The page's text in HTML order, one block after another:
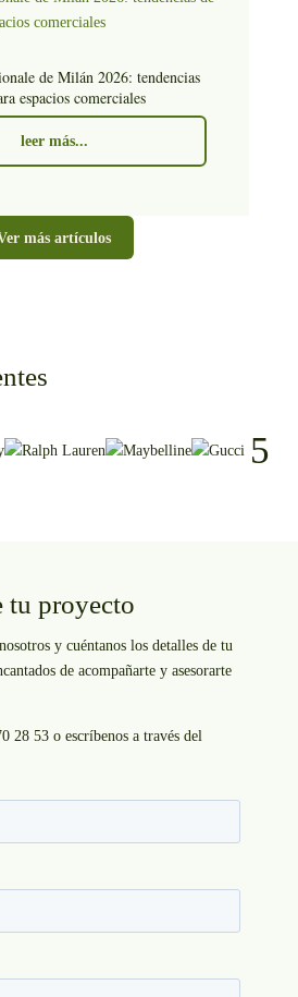
de Milán 2026: tendencias
espacios comerciales
leer más...
más artículos
tu proyecto
y cuéntanos los detalles de tu
de acompañarte y asesorarte
28 53 o escríbenos a través del